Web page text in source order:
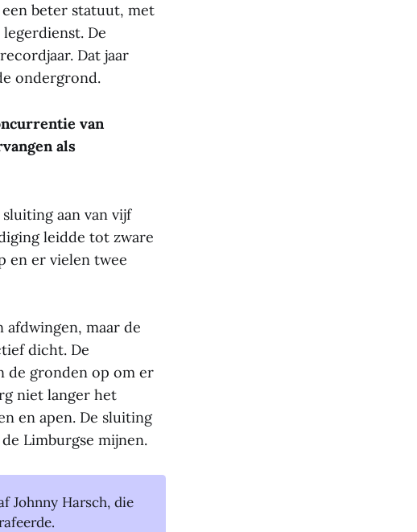
beter statuut, met
De
Dat jaar
ondergrond.
van
als
aan van vijf
leidde tot zware
en er vielen twee
maar de
dicht. De
de gronden op om er
niet langer het
en apen. De sluiting
Limburgse mijnen.
Johnny Harsch, die